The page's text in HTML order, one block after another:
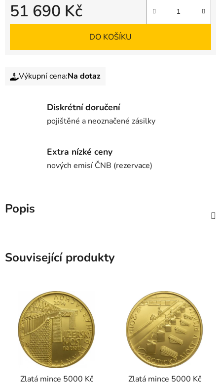
51 690 Kč
DO KOŠÍKU
Výkupní cena:Na dotaz
Diskrétní doručení
pojištěné a neoznačené zásilky
Extra nízké ceny
nových emisí ČNB (rezervace)
Popis
Související produkty
Zlatá mince 5000 Kč Zlatá mince 5000 Kč